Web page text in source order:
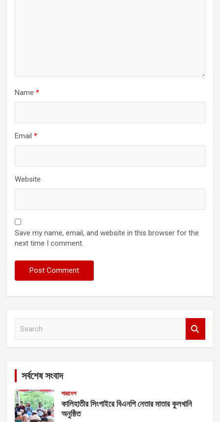
Name *
Email *
Website
Save my name, email, and website in this browser for the
next time I comment.
সর্বশেষ সংবাদ
সারাদেশ
কালিহাতীর সিংগাইরে বিএনপি নেতার মাতার কুলখানি
অনুষ্ঠিত